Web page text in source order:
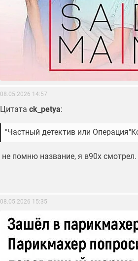
08.05.2026 14:57
Цитата ck_petya:
"Частный детектив или
не помню название, я в90х
08.05.2026 15:35